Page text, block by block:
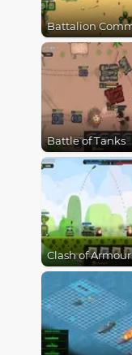
Battle of Tanks
Clash of Armour